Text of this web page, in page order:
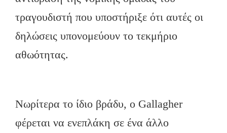
τραγουδιστή που υποστήριξε ότι αυτές οι
δηλώσεις υπονομεύουν το τεκμήριο
αθωότητας.
Νωρίτερα το ίδιο βράδυ, ο Gallagher
φέρεται να ενεπλάκη σε ένα άλλο